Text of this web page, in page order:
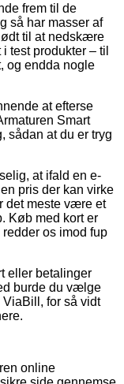
frem til de
så har masser af
til at nedskære
test produkter – til
og endda nogle
at efterse
Smart
sådan at du er tryg
at ifald en e-
pris der kan virke
det meste være et
Køb med kort er
os imod fup
eller betalinger
burde du vælge
for så vidt
online